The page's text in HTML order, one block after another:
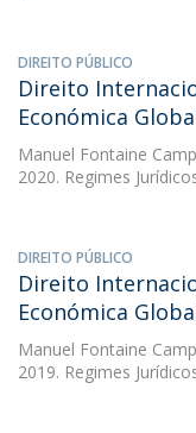
DIREITO PÚBLICO
Direito
Económica
Manuel Fontaine
2020. Regimes
DIREITO PÚBLICO
Direito
Económica
Manuel Fontaine
2019. Regimes